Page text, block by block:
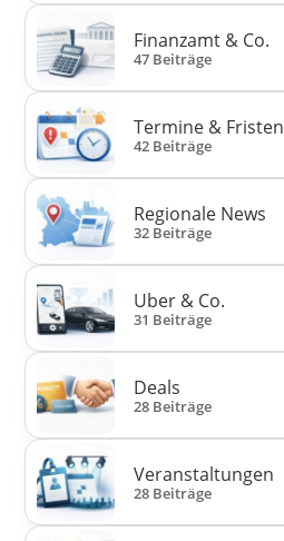
Finanzamt & Co.
47 Beiträge
Termine & Fristen
42 Beiträge
Regionale News
32 Beiträge
Uber & Co.
31 Beiträge
Deals
28 Beiträge
Veranstaltungen
28 Beiträge